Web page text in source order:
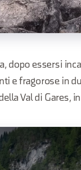
dopo essersi
e fragorose in
Val di Gares,